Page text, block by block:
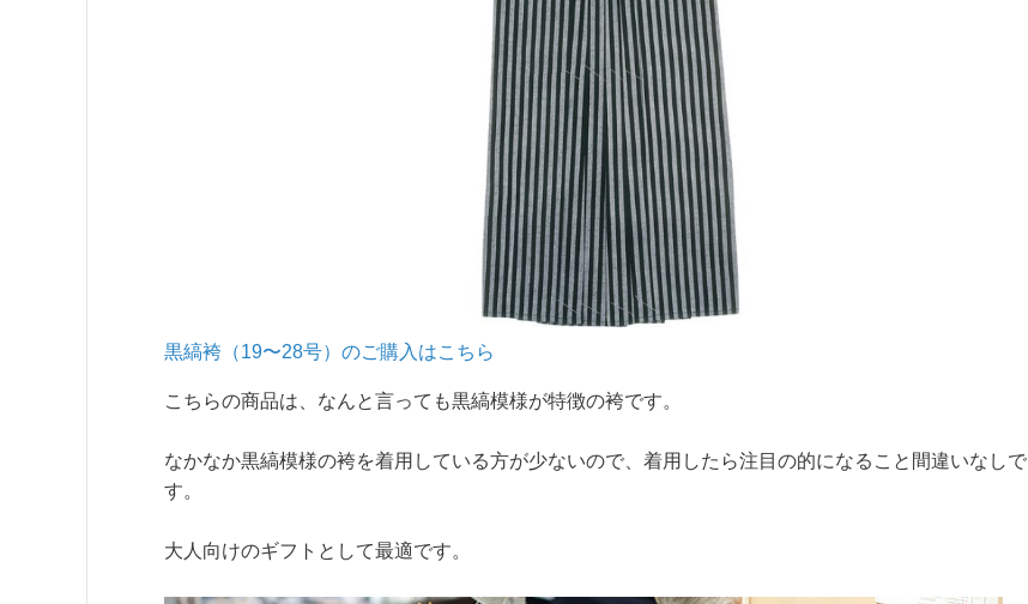
黒縞袴（19〜28号）のご購入はこちら
こちらの商品は、なんと言っても黒縞模様が特徴の袴です。
なかなか黒縞模様の袴を着用している方が少ないので、着用したら注目の的になること間違いなしで
す。
大人向けのギフトとして最適です。